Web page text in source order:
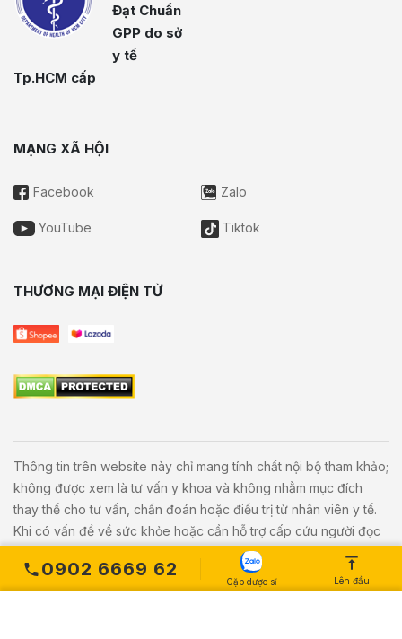
0902 6669 62
Gặp dược sĩ Lên đầu
Đạt Chuẩn
GPP do sở
y tế
Tp.HCM cấp
MẠNG XÃ HỘI
Facebook Zalo
YouTube Tiktok
THƯƠNG MẠI ĐIỆN TỬ
Thông tin trên website này chỉ mang tính chất nội bộ tham khảo;
không được xem là tư vấn y khoa và không nhằm mục đích
thay thế cho tư vấn, chẩn đoán hoặc điều trị từ nhân viên y tế.
Khi có vấn đề về sức khỏe hoặc cần hỗ trợ cấp cứu người đọc
cần liên hệ bác sĩ và cơ sở y tế gần nhất.
Copyright © 2020Vivita.vnAll Rights Reserved. Powered byL